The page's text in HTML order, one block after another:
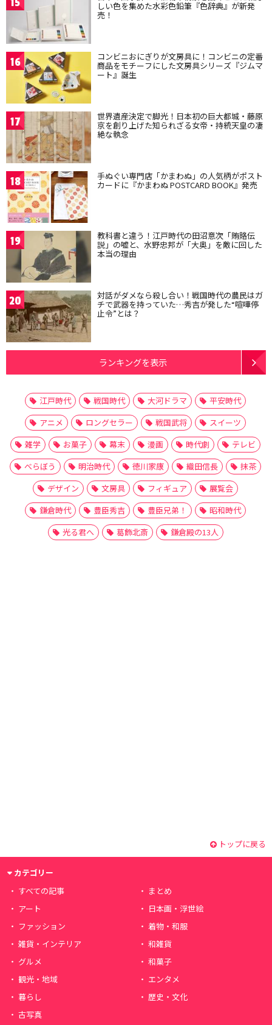
しい色を集めた水彩色鉛筆『色辞典』が新発
売！
16 コンビニおにぎりが文房具に！コンビニの定番
商品をモチーフにした文房具シリーズ『ジムマ
ート』誕生
17 世界遺産決定で脚光！日本初の巨大都城・藤原
京を創り上げた知られざる女帝・持統天皇の凄
絶な執念
18 手ぬぐい専門店「かまわぬ」の人気柄がポスト
カードに『かまわぬ POSTCARD BOOK』発売
19 教科書と違う！江戸時代の田沼意次「賄賂伝
説」の嘘と、水野忠邦が「大奥」を敵に回した
本当の理由
20 対話がダメなら殺し合い！戦国時代の農民はガ
チで武器を持っていた…秀吉が発した“喧嘩停
止令”とは？
ランキングを表示
江戸時代 戦国時代 大河ドラマ
平安時代
アニメ
ロングセラー 戦国武将
スイーツ
雑学
お菓子 幕末 漫画 時代劇
テレビ
べらぼう
明治時代 徳川家康 織田信長
抹茶
デザイン
文房具 フィギュア
展覧会
鎌倉時代
豊臣秀吉 豊臣兄弟！
昭和時代
光る君へ
葛飾北斎 鎌倉殿の13人
トップに戻る
カテゴリー
すべての記事
まとめ
アート
日本画・浮世絵
ファッション
着物・和服
雑貨・インテリア
和雑貨
グルメ
和菓子
観光・地域
エンタメ
暮らし
歴史・文化
古写真